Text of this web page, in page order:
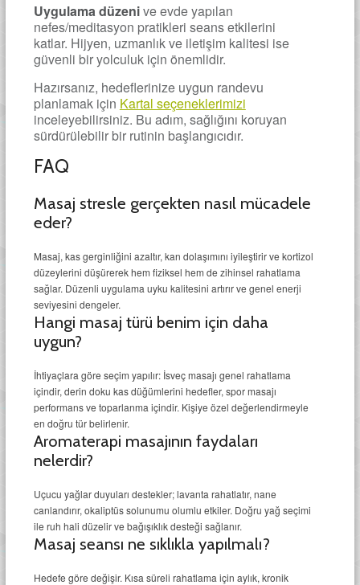
Uygulama düzenive evde yapılan
nefes/meditasyon pratikleri seans etkilerini
katlar. Hijyen, uzmanlık ve iletişim kalitesi ise
güvenli bir yolculuk için önemlidir.
Hazırsanız, hedeflerinize uygun randevu
planlamak için Kartal seçeneklerimizi
inceleyebilirsiniz. Bu adım, sağlığını koruyan
sürdürülebilir bir rutinin başlangıcıdır.
FAQ
Masaj stresle gerçekten nasıl mücadele
eder?
Masaj, kas gerginliğini azaltır, kan dolaşımını iyileştirir ve kortizol
düzeylerini düşürerek hem fiziksel hem de zihinsel rahatlama
sağlar. Düzenli uygulama uyku kalitesini artırır ve genel enerji
seviyesini dengeler.
Hangi masaj türü benim için daha
uygun?
İhtiyaçlara göre seçim yapılır: İsveç masajı genel rahatlama
içindir, derin doku kas düğümlerini hedefler, spor masajı
performans ve toparlanma içindir. Kişiye özel değerlendirmeyle
en doğru tür belirlenir.
Aromaterapi masajının faydaları
nelerdir?
Uçucu yağlar duyuları destekler; lavanta rahatlatır, nane
canlandırır, okaliptüs solunumu olumlu etkiler. Doğru yağ seçimi
ile ruh hali düzelir ve bağışıklık desteği sağlanır.
Masaj seansı ne sıklıkla yapılmalı?
Hedefe göre değişir. Kısa süreli rahatlama için aylık, kronik